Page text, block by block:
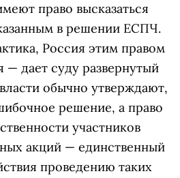
право высказаться
в решении ЕСПЧ.
Россия этим правом
— дает суду развернутый
обычно утверждают,
решение, а право
участников
акций — единственный
проведению таких